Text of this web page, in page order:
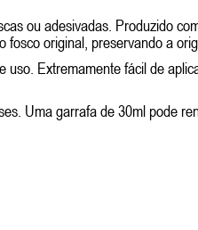
ou adesivadas. Produzido
original, preservando a
Extremamente fácil de
Uma garrafa de 30ml pode